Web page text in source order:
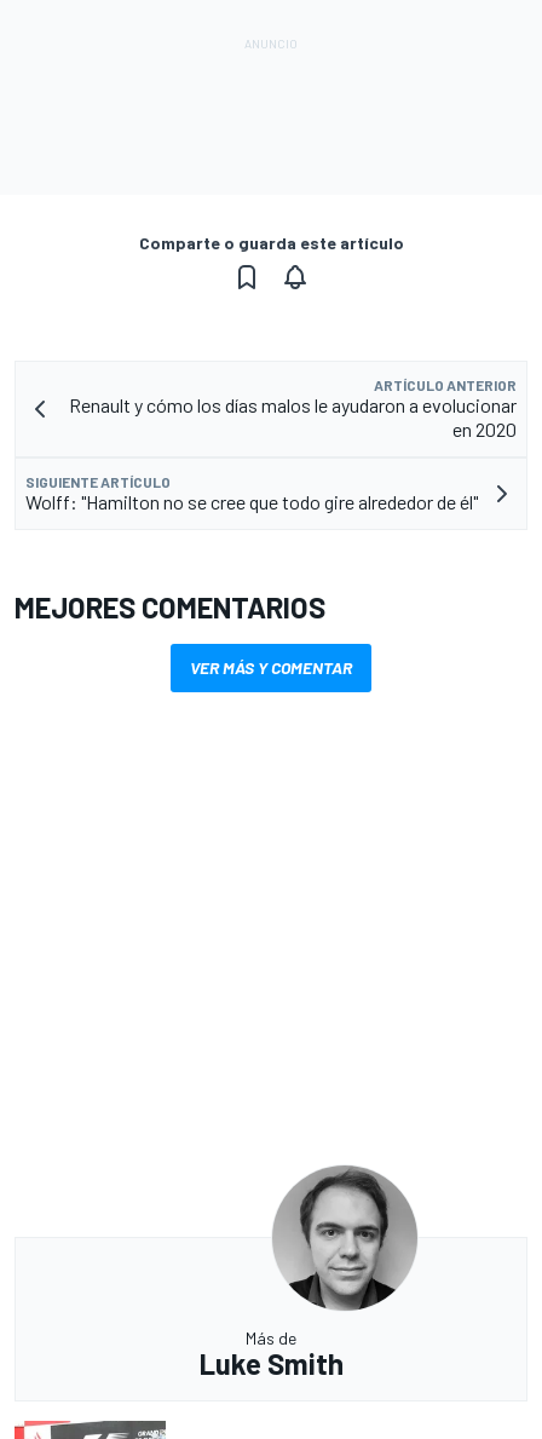
Comparte o guarda este artículo
ARTÍCULO ANTERIOR
Renault y cómo los días malos le ayudaron a evolucionar
en 2020
SIGUIENTE ARTÍCULO
Wolff: "Hamilton no se cree que todo gire alrededor de él"
MEJORES COMENTARIOS
VER MÁS Y COMENTAR
Más de
Luke Smith